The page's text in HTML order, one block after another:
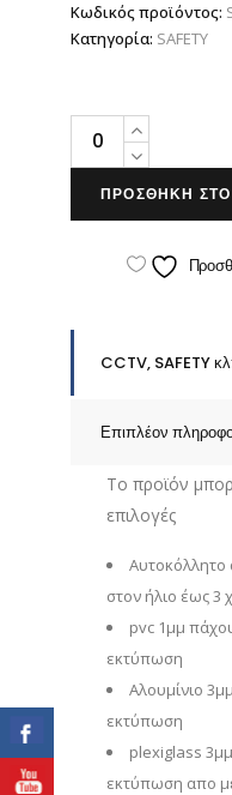
Κωδικός προϊόντος:
Κατηγορία: SAFETY
ΦΟΡΑΤΕ
quantity
ΠΡΟΣΘΗΚΗ
CCTV, SAFETY
Επιπλέον
Το προϊόν
επιλογές
Αυτοκόλλητο
στον ήλιο έως 3
pvc 1μμ
εκτύπωση
Αλουμίνιο
εκτύπωση
plexiglass
εκτύπωση απο